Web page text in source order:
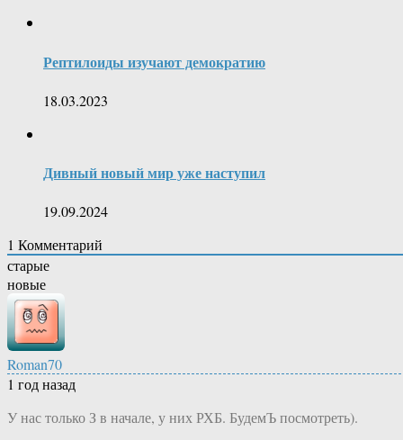
Рептилоиды изучают демократию
18.03.2023
Дивный новый мир уже наступил
19.09.2024
1 Комментарий
старые
новые
Roman70
1 год назад
У нас только З в начале, у них РХБ. БудемЪ посмотреть).